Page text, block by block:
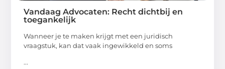
Vandaag Advocaten: Recht dichtbij en
toegankelijk
Wanneer je te maken krijgt met een juridisch
vraagstuk, kan dat vaak ingewikkeld en soms
...